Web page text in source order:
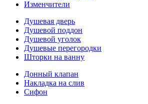
Изменчители
Душевая дверь
Душевой поддон
Душевой уголок
Душевые перегородки
Шторки на ванну
Донный клапан
Накладка на слив
Сифон